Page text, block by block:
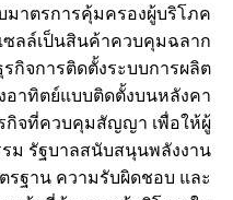
มาตรการคุ้มครองผู้บริโภค
ลล์เป็นสินค้าควบคุมฉลาก
กิจการติดตั้งระบบการผลิต
อาทิตย์แบบติดตั้งบนหลังคา
กิจที่ควบคุมสัญญา เพื่อให้ผู้
ม รัฐบาลสนับสนุนพลังงาน
ฐาน ความรับผิดชอบ และ